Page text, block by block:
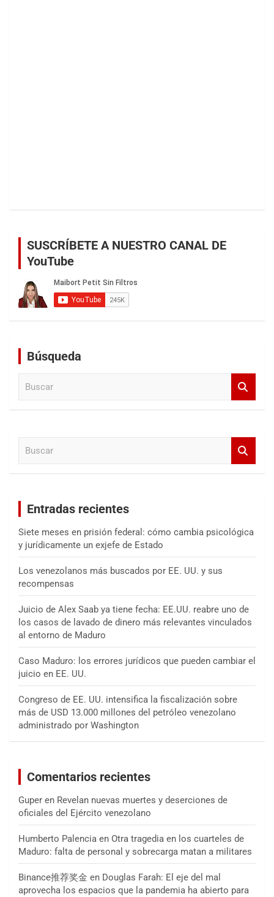
SUSCRÍBETE A NUESTRO CANAL DE
YouTube
Búsqueda
Entradas recientes
Siete meses en prisión federal: cómo cambia psicológica
y jurídicamente un exjefe de Estado
Los venezolanos más buscados por EE. UU. y sus
recompensas
Juicio de Alex Saab ya tiene fecha: EE.UU. reabre uno de
los casos de lavado de dinero más relevantes vinculados
al entorno de Maduro
Caso Maduro: los errores jurídicos que pueden cambiar el
juicio en EE. UU.
Congreso de EE. UU. intensifica la fiscalización sobre
más de USD 13.000 millones del petróleo venezolano
administrado por Washington
Comentarios recientes
Guper en Revelan nuevas muertes y deserciones de
oficiales del Ejército venezolano
Humberto Palencia en Otra tragedia en los cuarteles de
Maduro: falta de personal y sobrecarga matan a militares
Binance推荐奖金 en Douglas Farah: El eje del mal
aprovecha los espacios que la pandemia ha abierto para